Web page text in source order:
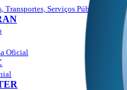
Transportes, Serviços Públicos
Oficial